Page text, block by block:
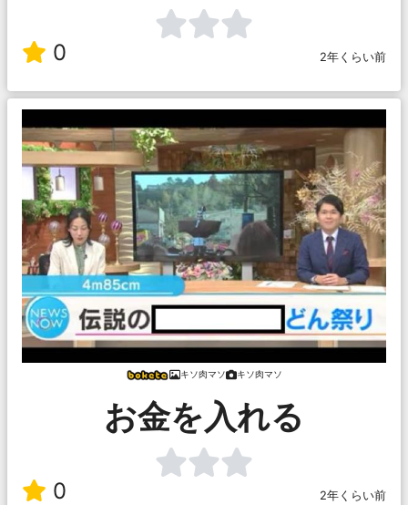
0 2年くらい前
キソ肉マソ キソ肉マソ
お金を入れる
0 2年くらい前